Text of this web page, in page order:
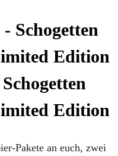
Pakete an euch, zwei